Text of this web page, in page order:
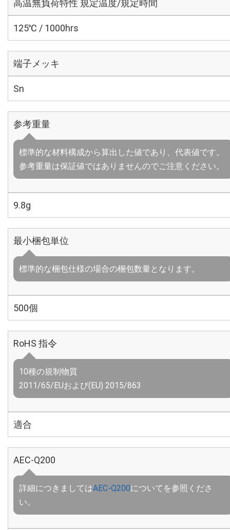
高温無負荷特性 規定温度/規定時間
125℃ / 1000hrs
端子メッキ
Sn
参考重量
標準的な材料構成から算出した値であり、代表値です。
参考重量は保証値ではありませんのでご注意ください。
9.8g
最小梱包単位
標準的な梱包仕様の場合の梱包数量となります。
500個
RoHS 指令
10種の規制物質
2011/65/EUおよび(EU) 2015/863
適合
AEC-Q200
詳細につきましてはAEC-Q200についてを参照くださ
い。